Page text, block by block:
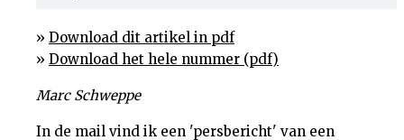
Magazine
Podcast
» Download dit artikel in pdf
» Download het hele nummer (pdf)
Marc Schweppe
In de mail vind ik een 'persbericht' van een